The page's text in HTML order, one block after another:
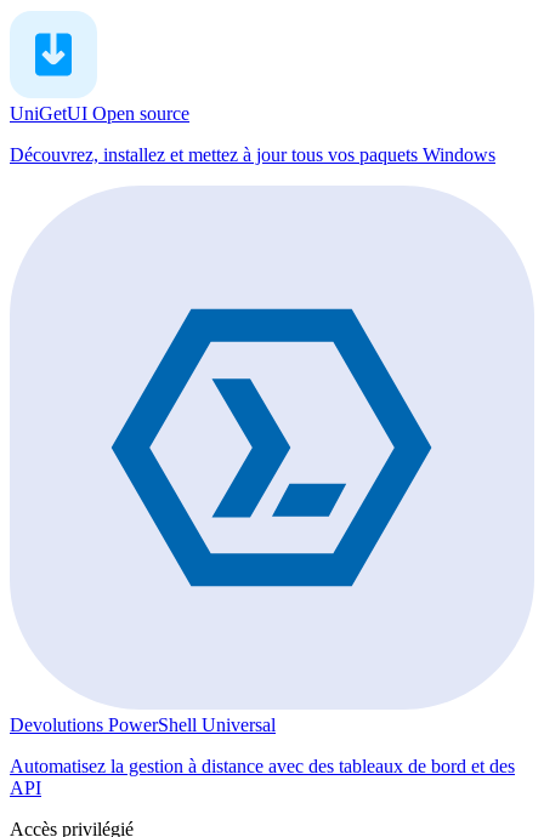
UniGetUI Open source
Découvrez, installez et mettez à jour tous vos paquets Windows
Devolutions PowerShell Universal
Automatisez la gestion à distance avec des tableaux de bord et des
API
Accès privilégié